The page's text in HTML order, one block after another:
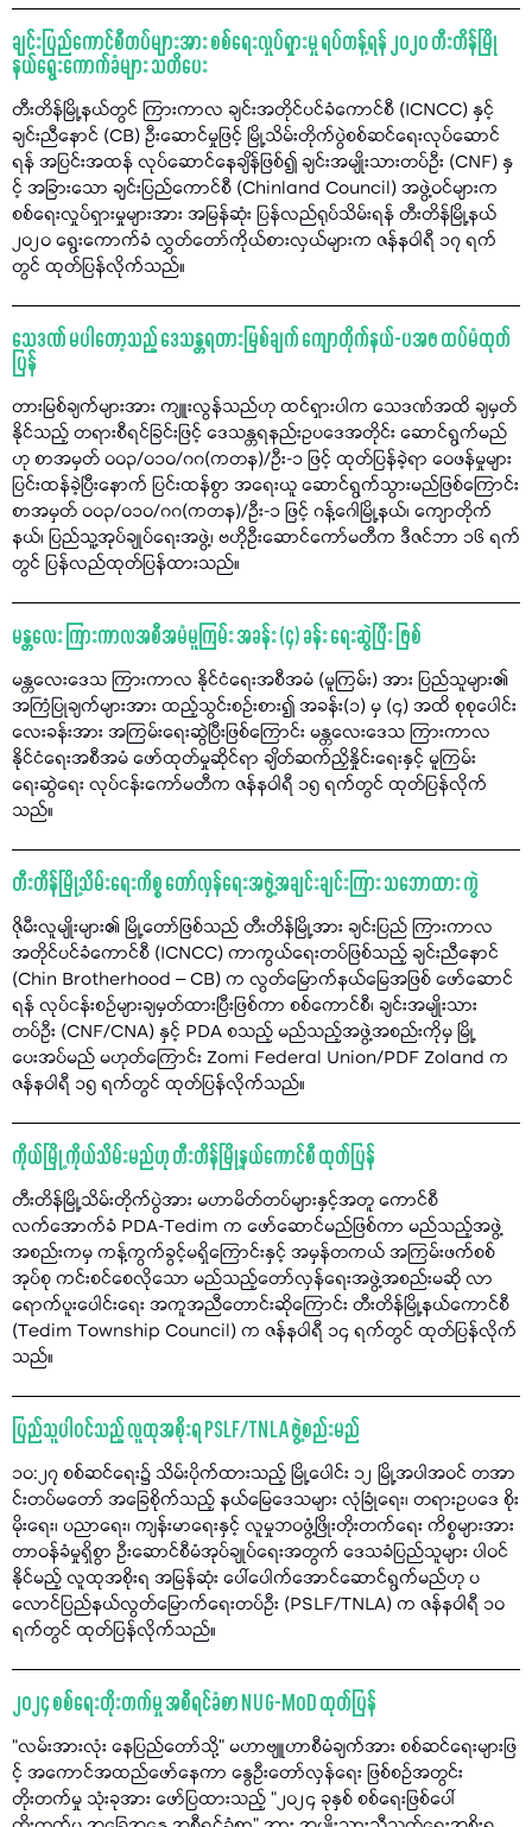
ချင်းပြည်ကောင်စီတပ်များအား စစ်ရေးလှုပ်ရှားမှု ရပ်တန့်ရန် ၂၀၂၀ တီးတိန်မြို
နယ်ရွေးကောက်ခံများ သတိပေး
တီးတိန်မြို့နယ်တွင် ကြားကာလ ချင်းအတိုင်ပင်ခံကောင်စီ (ICNCC) နှင့်
ချင်းညီနောင် (CB) ဦးဆောင်မှုဖြင့် မြို့သိမ်းတိုက်ပွဲစစ်ဆင်ရေးလုပ်ဆောင်
ရန် အပြင်းအထန် လုပ်ဆောင်နေချိန်ဖြစ်၍ ချင်းအမျိုးသားတပ်ဦး (CNF) နှ
င့် အခြားသော ချင်းပြည်ကောင်စီ (Chinland Council) အဖွဲ့ဝင်များက
စစ်ရေးလှုပ်ရှားမှုများအား အမြန်ဆုံး ပြန်လည်ရုပ်သိမ်းရန် တီးတိန်မြို့နယ်
၂၀၂၀ ရွေးကောက်ခံ လွှတ်တော်ကိုယ်စားလှယ်များက ဇန်နဝါရီ ၁၇ ရက်
တွင် ထုတ်ပြန်လိုက်သည်။
သေဒဏ် မပါတော့သည့် ဒေသန္တရတားမြစ်ချက် ကျောတိုက်နယ်-ပအဖ ထပ်မံထုတ်
ပြန်
တားမြစ်ချက်များအား ကျူးလွန်သည်ဟု ထင်ရှားပါက သေဒဏ်အထိ ချမှတ်
နိုင်သည့် တရားစီရင်ခြင်းဖြင့် ဒေသန္တရနည်းဥပဒေအတိုင်း ဆောင်ရွက်မည်
ဟု စာအမှတ် ၀၀၃/၀၁၀/ဂဂ(ကတန)/ဦး-၁ ဖြင့် ထုတ်ပြန်ခဲ့ရာ ဝေဖန်မှုများ
ပြင်းထန်ခဲ့ပြီးနောက် ပြင်းထန်စွာ အရေးယူ ဆောင်ရွက်သွားမည်ဖြစ်ကြောင်း
စာအမှတ် ၀၀၃/၀၁၀/ဂဂ(ကတန)/ဦး-၁ ဖြင့် ဂန့်ဂေါမြို့နယ်၊ ကျောတိုက်
နယ်၊ ပြည်သူ့အုပ်ချုပ်ရေးအဖွဲ့၊ ဗဟိုဦးဆောင်ကော်မတီက ဒီဇင်ဘာ ၁၆ ရက်
တွင် ပြန်လည်ထုတ်ပြန်ထားသည်။
မန္တလေး ကြားကာလအစီအမံမူကြမ်း အခန်း (၄) ခန်း ရေးဆွဲပြီး ဖြစ်
မန္တလေးဒေသ ကြားကာလ နိုင်ငံရေးအစီအမံ (မူကြမ်း) အား ပြည်သူများ၏
အကြံပြုချက်များအား ထည့်သွင်းစဉ်းစား၍ အခန်း(၁) မှ (၄) အထိ စုစုပေါင်း
လေးခန်းအား အကြမ်းရေးဆွဲပြီးဖြစ်ကြောင်း မန္တလေးဒေသ ကြားကာလ
နိုင်ငံရေးအစီအမံ ဖော်ထုတ်မှုဆိုင်ရာ ချိတ်ဆက်ညှိနှိုင်းရေးနှင့် မူကြမ်း
ရေးဆွဲရေး လုပ်ငန်းကော်မတီက ဇန်နဝါရီ ၁၅ ရက်တွင် ထုတ်ပြန်လိုက်
သည်။
တီးတိန်မြို့သိမ်းရေးကိစ္စ တော်လှန်ရေးအဖွဲ့အချင်းချင်းကြား သဘောထား ကွဲ
ဇိုမီးလူမျိုးများ၏ မြို့တော်ဖြစ်သည် တီးတိန်မြို့အား ချင်းပြည် ကြားကာလ
အတိုင်ပင်ခံကောင်စီ (ICNCC) ကာကွယ်ရေးတပ်ဖြစ်သည့် ချင်းညီနောင်
(Chin Brotherhood – CB) က လွတ်မြောက်နယ်မြေအဖြစ် ဖော်ဆောင်
ရန် လုပ်ငန်းစဉ်များချမှတ်ထားပြီးဖြစ်ကာ စစ်ကောင်စီ၊ ချင်းအမျိုးသား
တပ်ဦး (CNF/CNA) နှင့် PDA စသည့် မည်သည့်အဖွဲ့အစည်းကိုမှ မြို့
ပေးအပ်မည် မဟုတ်ကြောင်း Zomi Federal Union/PDF Zoland က
ဇန်နဝါရီ ၁၅ ရက်တွင် ထုတ်ပြန်လိုက်သည်။
ကိုယ်မြို့ ကိုယ်သိမ်းမည်ဟု တီးတိန်မြို့နယ်ကောင်စီ ထုတ်ပြန်
တီးတိန်မြို့သိမ်းတိုက်ပွဲအား မဟာမိတ်တပ်များနှင့်အတူ ကောင်စီ
လက်အောက်ခံ PDA-Tedim က ဖော်ဆောင်မည်ဖြစ်ကာ မည်သည့်အဖွဲ့
အစည်းကမှ ကန့်ကွက်ခွင့်မရှိကြောင်းနှင့် အမှန်တကယ် အကြမ်းဖက်စစ်
အုပ်စု ကင်းစင်စေလိုသော မည်သည့်တော်လှန်ရေးအဖွဲ့အစည်းမဆို လာ
ရောက်ပူးပေါင်းရေး အကူအညီတောင်းဆိုကြောင်း တီးတိန်မြို့နယ်ကောင်စီ
(Tedim Township Council) က ဇန်နဝါရီ ၁၄ ရက်တွင် ထုတ်ပြန်လိုက်
သည်။
ပြည်သူပါဝင်သည့် လူထုအစိုးရ PSLF/TNLA ဖွဲ့စည်းမည်
၁၀:၂၇ စစ်ဆင်ရေး၌ သိမ်းပိုက်ထားသည့် မြို့ပေါင်း ၁၂ မြို့အပါအဝင် တအာ
င်းတပ်မတော် အခြေစိုက်သည့် နယ်မြေဒေသများ လုံခြုံရေး၊ တရားဥပဒေ စိုး
မိုးရေး၊ ပညာရေး၊ ကျန်းမာရေးနှင့် လူမှုဘဝဖွံ့ဖြိုးတိုးတက်ရေး ကိစ္စများအား
တာဝန်ခံမှုရှိစွာ ဦးဆောင်စီမံအုပ်ချုပ်ရေးအတွက် ဒေသခံပြည်သူများ ပါဝင်
နိုင်မည့် လူထုအစိုးရ အမြန်ဆုံး ပေါ်ပေါက်အောင်ဆောင်ရွက်မည်ဟု ပ
လောင်ပြည်နယ်လွတ်မြောက်ရေးတပ်ဦး (PSLF/TNLA) က ဇန်နဝါရီ ၁၀
ရက်တွင် ထုတ်ပြန်လိုက်သည်။
၂၀၂၄ စစ်ရေးတိုးတက်မှု အစီရင်ခံစာ NUG-MoD ထုတ်ပြန်
“လမ်းအားလုံး နေပြည်တော်သို့" မဟာဗျူဟာစီမံချက်အား စစ်ဆင်ရေးများဖြ
င့် အကောင်အထည်ဖော်နေကာ နွေဦးတော်လှန်ရေး ဖြစ်စဉ်အတွင်း
တိုးတက်မှု သုံးခုအား ဖော်ပြထားသည့် "၂၀၂၄ ခုနှစ် စစ်ရေးဖြစ်ပေါ်